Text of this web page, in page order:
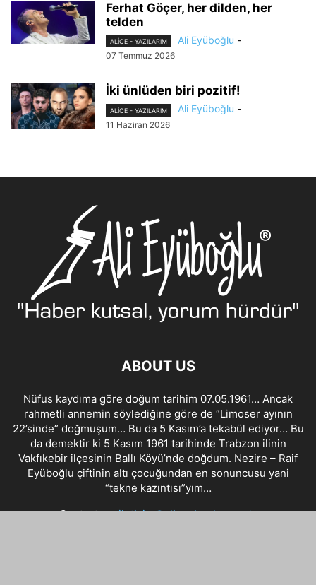
Ferhat Göçer, her dilden, her
telden
ALİCE - YAZILARIM Ali Eyüboğlu -
07 Temmuz 2026
İki ünlüden biri pozitif!
ALİCE - YAZILARIM Ali Eyüboğlu -
11 Haziran 2026
ABOUT US
Nüfus kaydıma göre doğum tarihim 07.05.1961… Ancak
rahmetli annemin söylediğine göre de “Limoser ayının
22’sinde” doğmuşum… Bu da 5 Kasım’a tekabül ediyor… Bu
da demektir ki 5 Kasım 1961 tarihinde Trabzon ilinin
Vakfıkebir ilçesinin Ballı Köyü’nde doğdum. Nezire – Raif
Eyüboğlu çiftinin altı çocuğundan en sonuncusu yani
“tekne kazıntısı”yım…
Contact us:iletisim@alieyuboglu.com.tr